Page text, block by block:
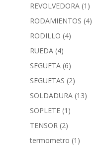
REVOLVEDORA (1)
RODAMIENTOS (4)
RODILLO (4)
RUEDA (4)
SEGUETA (6)
SEGUETAS (2)
SOLDADURA (13)
SOPLETE (1)
TENSOR (2)
termometro (1)